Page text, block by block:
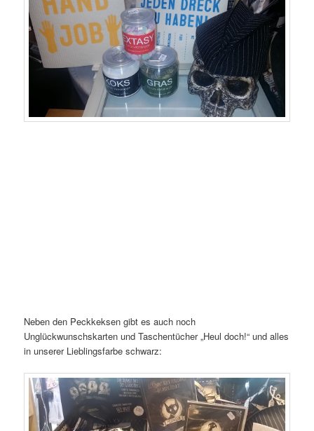
Neben den Peckkeksen gibt es auch noch
Unglückwunschskarten und Taschentücher „Heul doch!“ und alles
in unserer Lieblingsfarbe schwarz: